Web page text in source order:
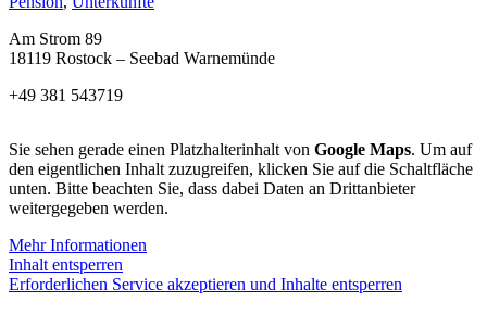
Am Strom 89
18119 Rostock – Seebad Warnemünde
+49 381 543719
Sie sehen gerade einen Platzhalterinhalt von Google Maps. Um auf
den eigentlichen Inhalt zuzugreifen, klicken Sie auf die Schaltfläche
unten. Bitte beachten Sie, dass dabei Daten an Drittanbieter
weitergegeben werden.
Mehr Informationen
Inhalt entsperren
Erforderlichen Service akzeptieren und Inhalte entsperren